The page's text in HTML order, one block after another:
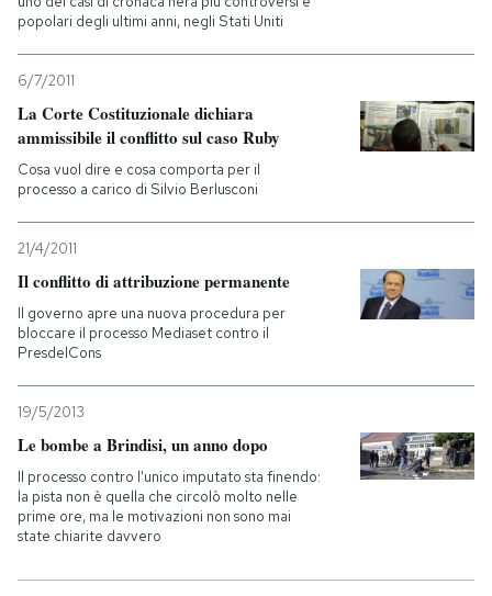
popolari degli ultimi anni, negli Stati Uniti
6/7/2011
La Corte Costituzionale dichiara
ammissibile il conflitto sul caso Ruby
Cosa vuol dire e cosa comporta per il
processo a carico di Silvio Berlusconi
21/4/2011
Il conflitto di attribuzione permanente
Il governo apre una nuova procedura per
bloccare il processo Mediaset contro il
PresdelCons
19/5/2013
Le bombe a Brindisi, un anno dopo
Il processo contro l'unico imputato sta finendo:
la pista non è quella che circolò molto nelle
prime ore, ma le motivazioni non sono mai
state chiarite davvero